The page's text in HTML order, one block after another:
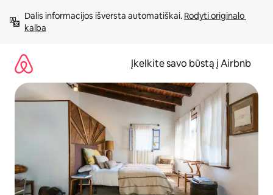
prie
turinio
Dalis informacijos išversta automatiškai. Rodyti originalo
kalba
Įkelkite savo būstą į Airbnb